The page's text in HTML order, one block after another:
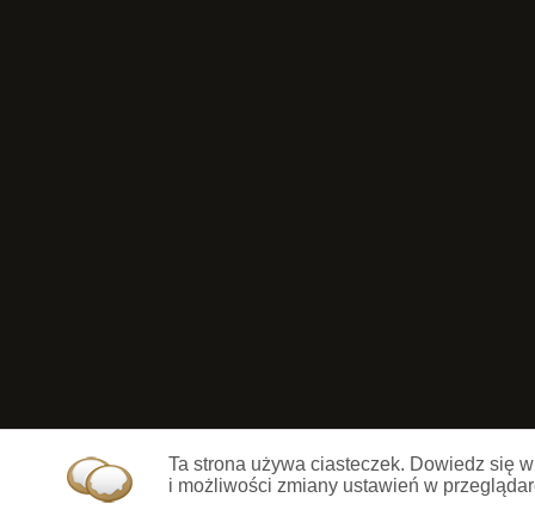
Ta strona używa ciasteczek. Dowiedz się
i możliwości zmiany ustawień w